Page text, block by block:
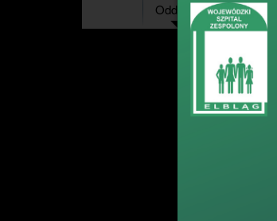
Oddziały Poradnie